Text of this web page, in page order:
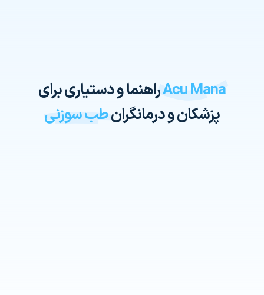
Acu Manaراهنما و دستیاری برای
پزشکان و درمانگرانطب سوزنی